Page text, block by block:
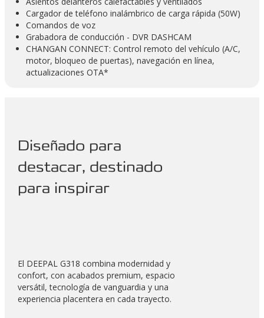
Cargador de teléfono inalámbrico de carga rápida (50W)
Comandos de voz
Grabadora de conducción - DVR DASHCAM
CHANGAN CONNECT: Control remoto del vehículo (A/C,
motor, bloqueo de puertas), navegación en línea,
actualizaciones OTA*
Diseñado para
destacar, destinado
para inspirar
El DEEPAL G318 combina modernidad y
confort, con acabados premium, espacio
versátil, tecnología de vanguardia y una
experiencia placentera en cada trayecto.